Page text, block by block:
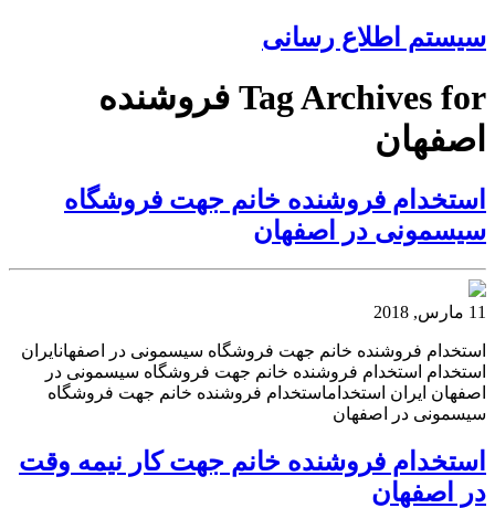
سیستم اطلاع رسانی
Tag Archives for فروشنده
اصفهان
استخدام فروشنده خانم جهت فروشگاه
سیسمونی در اصفهان
11 مارس, 2018
استخدام فروشنده خانم جهت فروشگاه سیسمونی در اصفهانایران
استخدام استخدام فروشنده خانم جهت فروشگاه سیسمونی در
اصفهان ایران استخداماستخدام فروشنده خانم جهت فروشگاه
سیسمونی در اصفهان
استخدام فروشنده خانم جهت کار نیمه وقت
در اصفهان